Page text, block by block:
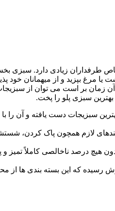
طرفداران زیادی دارد. سبزی
بپزید و از میهمانان خود
زمان بر است می‌ توان از
سبزی پلو را پخت.
سبزیجات دست یافته و آن را با
لازم همچون پاک کردن،
هیچ درصد ناخالصی کاملاً
رسیده که این بسته بندی ها از